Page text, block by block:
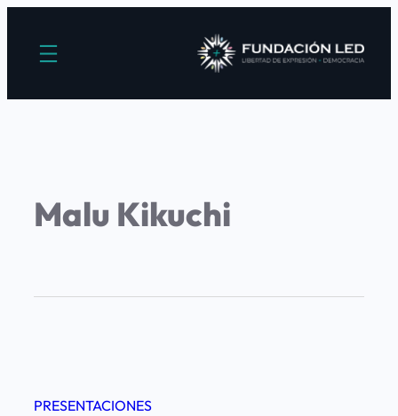
Malu Kikuchi
PRESENTACIONES